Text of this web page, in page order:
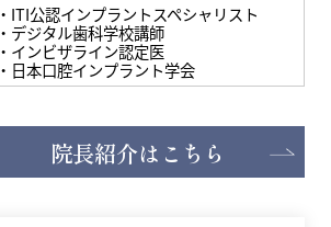
・ITI公認インプラントスペシャリスト
・デジタル歯科学校講師
・インビザライン認定医
・日本口腔インプラント学会
院長紹介はこちら